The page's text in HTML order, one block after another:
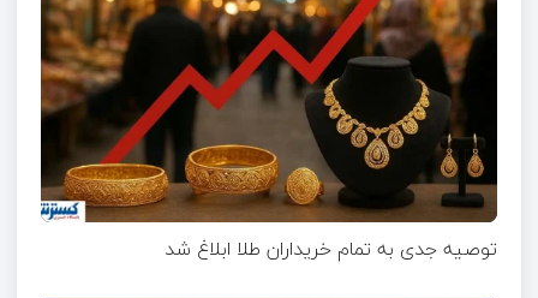
توصیه جدی به تمام خریداران طلا ابلاغ شد